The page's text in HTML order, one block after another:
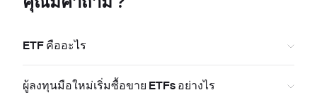
ETF คืออะไร
ผู้ลงทุนมือใหม่เริ่มซื้อขาย ETFs อย่างไร